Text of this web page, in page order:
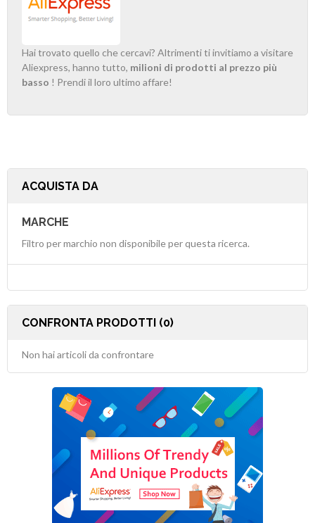
Hai trovato quello che cercavi? Altrimenti ti invitiamo a visitare
Aliexpress, hanno tutto, milioni di prodotti al prezzo più
basso ! Prendi il loro ultimo affare!
ACQUISTA DA
MARCHE
Filtro per marchio non disponibile per questa ricerca.
CONFRONTA PRODOTTI (0)
Non hai articoli da confrontare